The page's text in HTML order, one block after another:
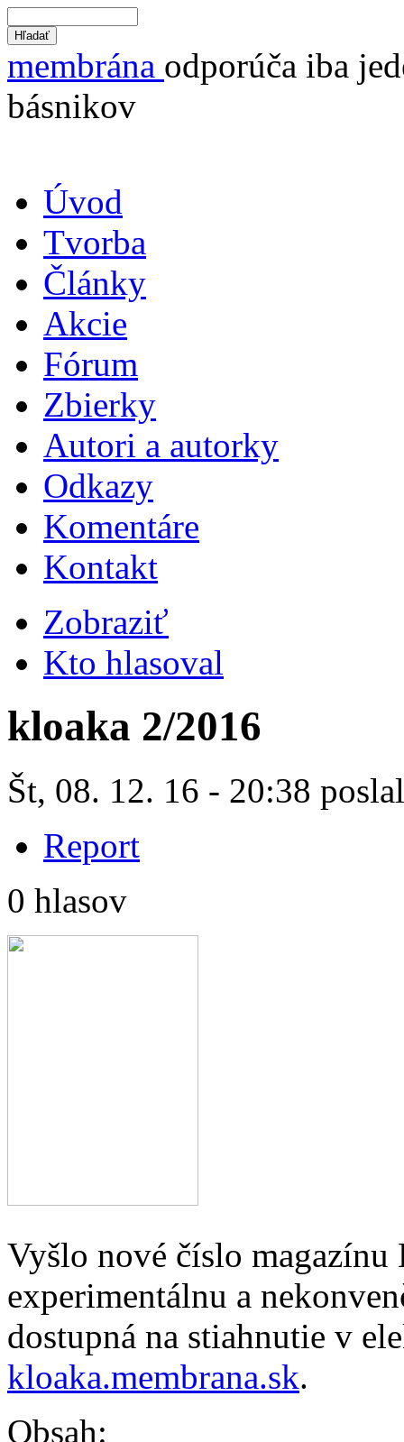
membrána odporúča iba
básnikov
Úvod
Tvorba
Články
Akcie
Fórum
Zbierky
Autori a autorky
Odkazy
Komentáre
Kontakt
Zobraziť
Kto hlasoval
kloaka 2/2016
Št, 08. 12. 16 - 20:38
Report
0 hlasov
Vyšlo nové číslo magazínu
experimentálnu a
dostupná na stiahnutie v
kloaka.membrana.sk.
Obsah: